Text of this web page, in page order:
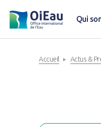
Qui
Accueil Actus &